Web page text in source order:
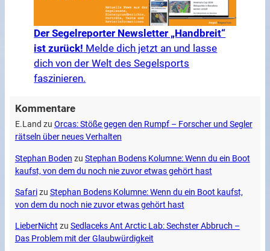
Der Segelreporter Newsletter „Handbreit“
ist zurück! Melde dich jetzt an und lasse
dich von der Welt des Segelsports
faszinieren.
Kommentare
E.Land zu Orcas: Stöße gegen den Rumpf – Forscher und Segler
rätseln über neues Verhalten
Stephan Boden zu Stephan Bodens Kolumne: Wenn du ein Boot
kaufst, von dem du noch nie zuvor etwas gehört hast
Safarizu Stephan Bodens Kolumne: Wenn du ein Boot kaufst,
von dem du noch nie zuvor etwas gehört hast
LieberNicht zu Sedlaceks Ant Arctic Lab: Sechster Abbruch –
Das Problem mit der Glaubwürdigkeit